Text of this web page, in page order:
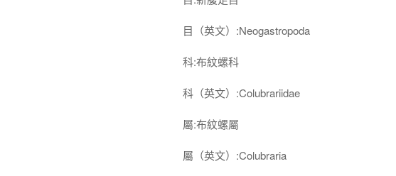
目（英文）:Neogastropoda
科:布紋螺科
科（英文）:Colubrariidae
屬:布紋螺屬
屬（英文）:Colubraria